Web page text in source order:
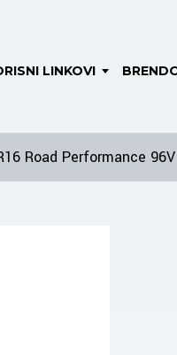
LINKOVI
Road Performance